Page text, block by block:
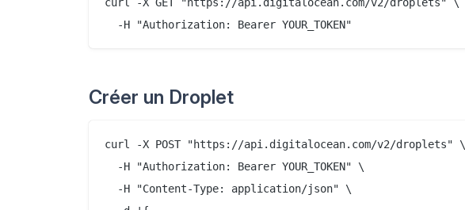
Créer un Droplet
curl -X POST "https://api.digitalocean.com/v2/droplets" \
  -H "Authorization: Bearer YOUR_TOKEN" \
  -H "Content-Type: application/json" \